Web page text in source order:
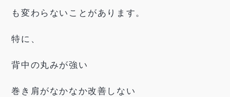
も変わらないことがあります。
特に、
背中の丸みが強い
巻き肩がなかなか改善しない